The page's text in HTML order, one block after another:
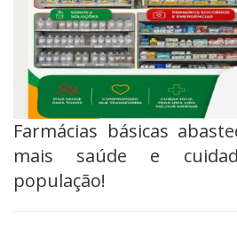
Farmácias básicas
mais saúde e
população!